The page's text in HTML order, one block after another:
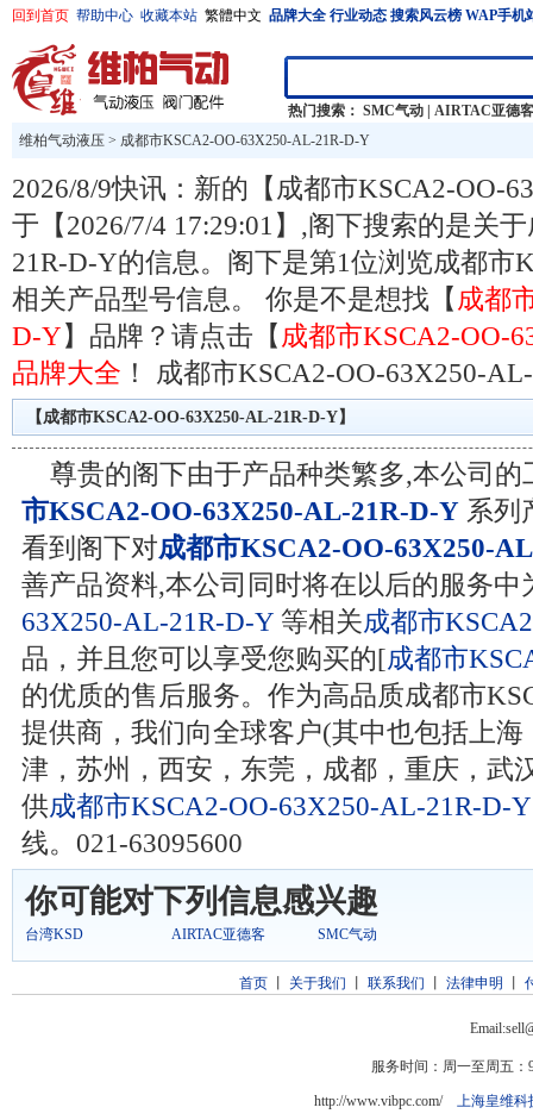
回到首页 帮助中心 收藏本站 繁體中文 品牌大全 行业动态 搜索风云榜 WAP手机
热门搜索： SMC气动
AIRTAC亚德客
维柏气动液压 > 成都市KSCA2-OO-63X250-AL-21R-D-Y
2026/8/9快讯：新的【成都市KSCA2-OO-
于【2026/7/4 17:29:01】,阁下搜索的是关
21R-D-Y的信息。阁下是第1位浏览成都市
相关产品型号信息。 你是不是想找【 成都
D-Y 】品牌？请点击【 成都市KSCA2-OO-
品牌大全 ！ 成都市KSCA2-OO-63X250-
【成都市KSCA2-OO-63X250-AL-21R-D-Y】
尊贵的阁下由于产品种类繁多,本公司
市KSCA2-OO-63X250-AL-21R-D-Y 系列
看到阁下对成都市KSCA2-OO-63X250-
善产品资料,本公司同时将在以后的服务
63X250-AL-21R-D-Y 等相关成都市
品，并且您可以享受您购买的[成都市
的优质的售后服务。作为高品质成都市
提供商，我们向全球客户(其中也包括上
津，苏州，西安，东莞，成都，重庆，武
供成都市KSCA2-OO-63X250-AL-21R-D-Y
线。021-63095600
你可能对下列信息感兴趣
台湾KSD AIRTAC亚德客 SMC气动
首页丨 关于我们 联系我们 法律申明
服务时间：周一至周五：
http://www.vibpc.com/ 上海皇维科